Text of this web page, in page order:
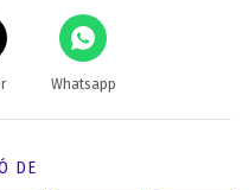
Whatsapp
DE